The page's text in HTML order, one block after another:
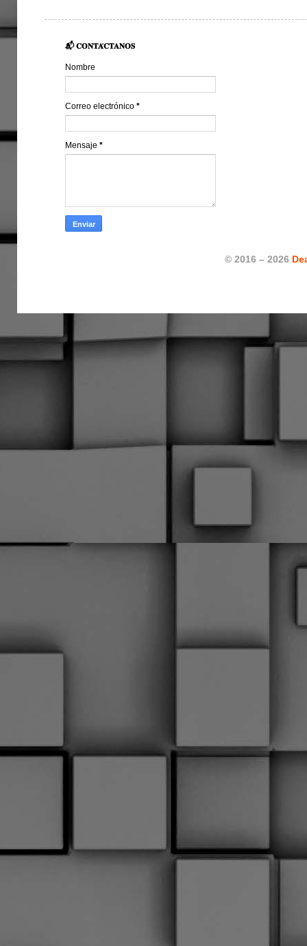
📬 𝐂𝐎𝐍𝐓𝐀́𝐂𝐓𝐀𝐍𝐎𝐒
Nombre
Correo electrónico *
Mensaje *
© 2016 – 2026